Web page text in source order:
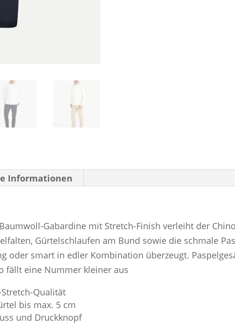
Informationen
Gabardine mit Stretch-Finish verleiht der
Gürtelschlaufen am Bund sowie die schmale
oder smart in edler Kombination überzeugt.
fällt eine Nummer kleiner aus
Qualität
bis max. 5 cm
und Druckknopf